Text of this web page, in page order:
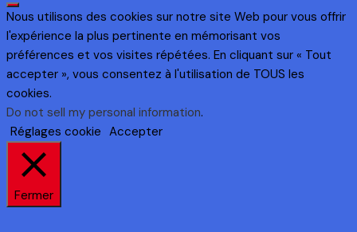
Nous utilisons des cookies sur notre site Web pour vous offrir
l'expérience la plus pertinente en mémorisant vos
préférences et vos visites répétées. En cliquant sur « Tout
accepter », vous consentez à l'utilisation de TOUS les
cookies.
Do not sell my personal information.
Réglages cookie Accepter
Fermer